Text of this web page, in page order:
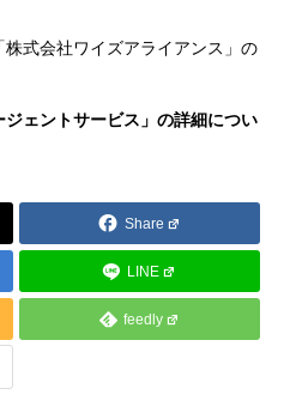
式会社ワイズアライアンス」の
ェントサービス」の詳細につい
Share
LINE
feedly